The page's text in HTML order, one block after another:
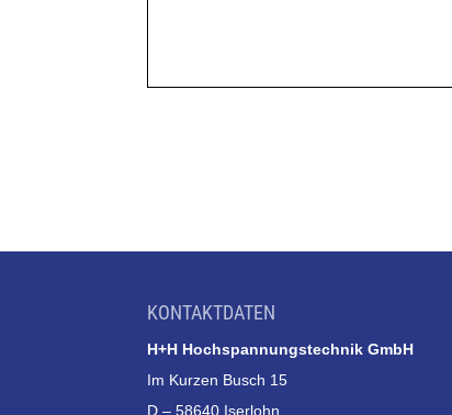
KONTAKTDATEN
H+H Hochspannungstechnik GmbH
Im Kurzen Busch 15
D – 58640 Iserlohn